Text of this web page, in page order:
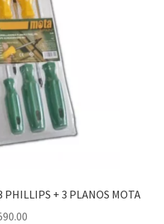
PHILLIPS + 3 PLANOS MOTA